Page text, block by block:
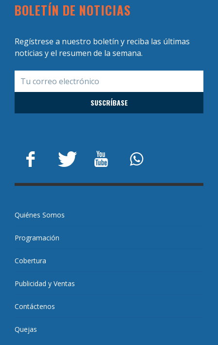
BOLETÍN DE NOTICIAS
Regístrese a nuestro boletín y reciba las últimas
noticias y el resumen de la semana.
Quiénes Somos
Programación
Cobertura
Publicidad y Ventas
Contáctenos
Quejas